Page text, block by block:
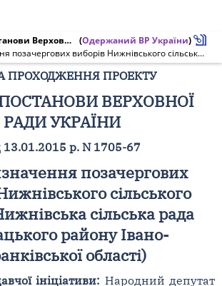
Проект Постанови Верховної Ради України від 13.01.2015 № 1705-67 (Одержаний ВР України)
Про призначення позачергових виборів Нижнівського сільського голови (Нижнівська сільська рада Тлумацького району Івано-Франківської області)